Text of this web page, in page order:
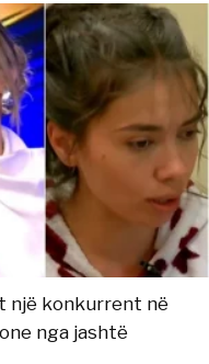
një konkurrent në
nga jashtë